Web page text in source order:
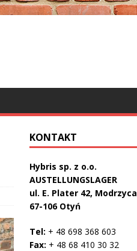
KONTAKT
Hybris sp. z o.o.
AUSTELLUNGSLAGER
ul. E. Plater 42, Modrzyca
67-106 Otyń
Tel: + 48 698 368 603
Fax: + 48 68 410 30 32